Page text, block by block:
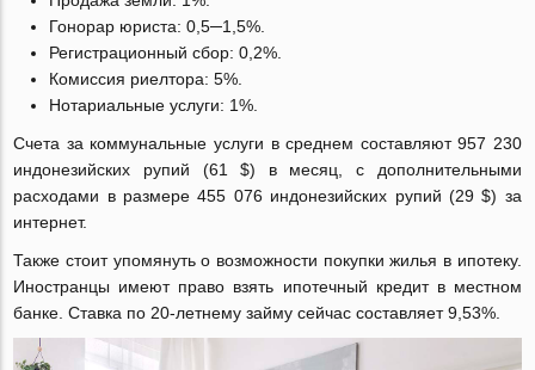
Гонорар юриста: 0,5─1,5%.
Регистрационный сбор: 0,2%.
Комиссия риелтора: 5%.
Нотариальные услуги: 1%.
Счета за коммунальные услуги в среднем составляют 957 230
индонезийских рупий (61 $) в месяц, с дополнительными
расходами в размере 455 076 индонезийских рупий (29 $) за
интернет.
Также стоит упомянуть о возможности покупки жилья в ипотеку.
Иностранцы имеют право взять ипотечный кредит в местном
банке. Ставка по 20-летнему займу сейчас составляет 9,53%.